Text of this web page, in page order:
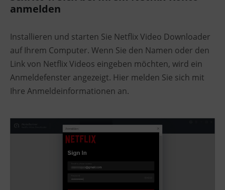
anmelden
Installieren und starten Sie Netflix Video Downloader
auf Ihrem Computer. Wenn Sie den Namen oder den
Link von Netflix Videos eingeben möchten, wird ein
Anmeldefenster angezeigt. Hier melden Sie sich mit
Ihre Anmeldeinformationen an.